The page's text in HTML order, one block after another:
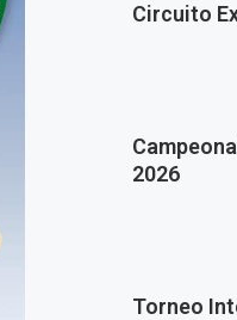
Circuito
2026
Torneo